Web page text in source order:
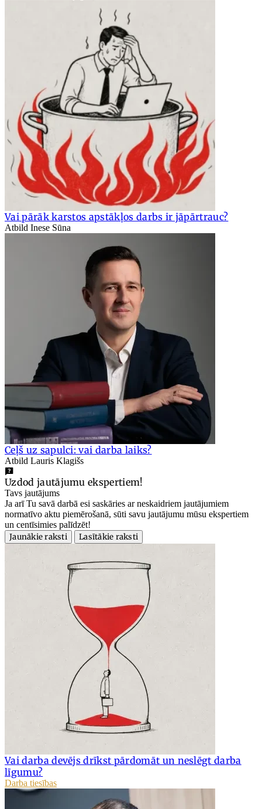
Vai pārāk karstos apstākļos darbs ir jāpārtrauc?
Atbild Inese Sūna
Ceļš uz sapulci: vai darba laiks?
Atbild Lauris Klagišs
Uzdod jautājumu ekspertiem!
Tavs jautājums
Ja arī Tu savā darbā esi saskāries ar neskaidriem jautājumiem
normatīvo aktu piemērošanā, sūti savu jautājumu mūsu ekspertiem
un centīsimies palīdzēt!
Jaunākie raksti
Lasītākie raksti
Vai darba devējs drīkst pārdomāt un neslēgt darba
līgumu?
Darba tiesības